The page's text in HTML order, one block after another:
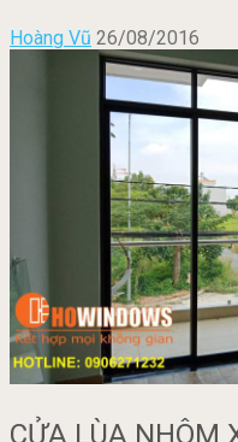
Hoàng Vũ 26/08/2016
CỬA LÙA NHÔM